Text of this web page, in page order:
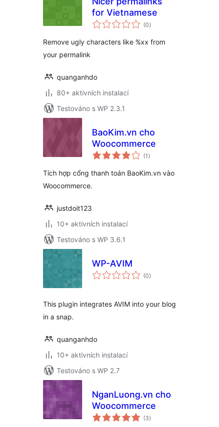
for Vietnamese
(0celkové
hodnocení
)
Remove ugly characters like %xx from
your permalink
quanganhdo
80+ aktivních instalací
Testováno s WP 2.3.1
BaoKim.vn cho
Woocommerce
(1 celkové
hodnocení
)
Tích hợp cổng thanh toán BaoKim.vn vào
Woocommerce.
justdoit123
10+ aktivních instalací
Testováno s WP 3.6.1
WP-AVIM
(0celkové
hodnocení
)
This plugin integrates AVIM into your blog
in a snap.
quanganhdo
10+ aktivních instalací
Testováno s WP 2.7
NganLuong.vn cho
Woocommerce
(3celkové
hodnocení
)